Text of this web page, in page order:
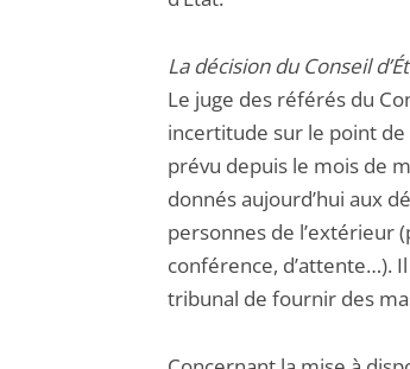
La décision du Conseil
Le juge des référés du
incertitude sur le point de
prévu depuis le mois de
donnés aujourd’hui aux
personnes de l’extérieur
conférence, d’attente…).
tribunal de fournir des